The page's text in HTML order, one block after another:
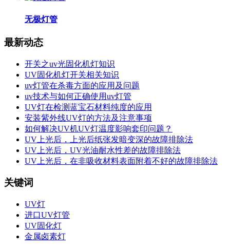
无极灯管
最新动态
开关之uv光固化机灯知识
UV固化机灯开关相关知识
uv灯管在杀毒方面的应用及问题
uv技术与如何正确使用uv灯管
UV灯在检测蓝宝石材料纯度的应用
安装紫外线UV灯的方法及注意事项
如何解决UV机UV灯温度影响套印问题？
UV上光后，上光后纸张发暗变深的故障排除法
UV上光后，UV光油耐水性差的故障排除法
UV上光后，在非吸收材料表面附着不好的故障排除法
关键词
UV灯
进口UV灯管
UV固化灯
金属卤素灯